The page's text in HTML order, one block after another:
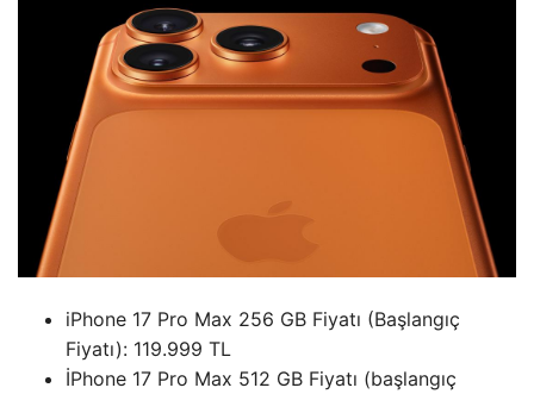
iPhone 17 Pro Max 256 GB Fiyatı (Başlangıç ​​
Fiyatı): 119.999 TL
İPhone 17 Pro Max 512 GB Fiyatı (başlangıç ​​